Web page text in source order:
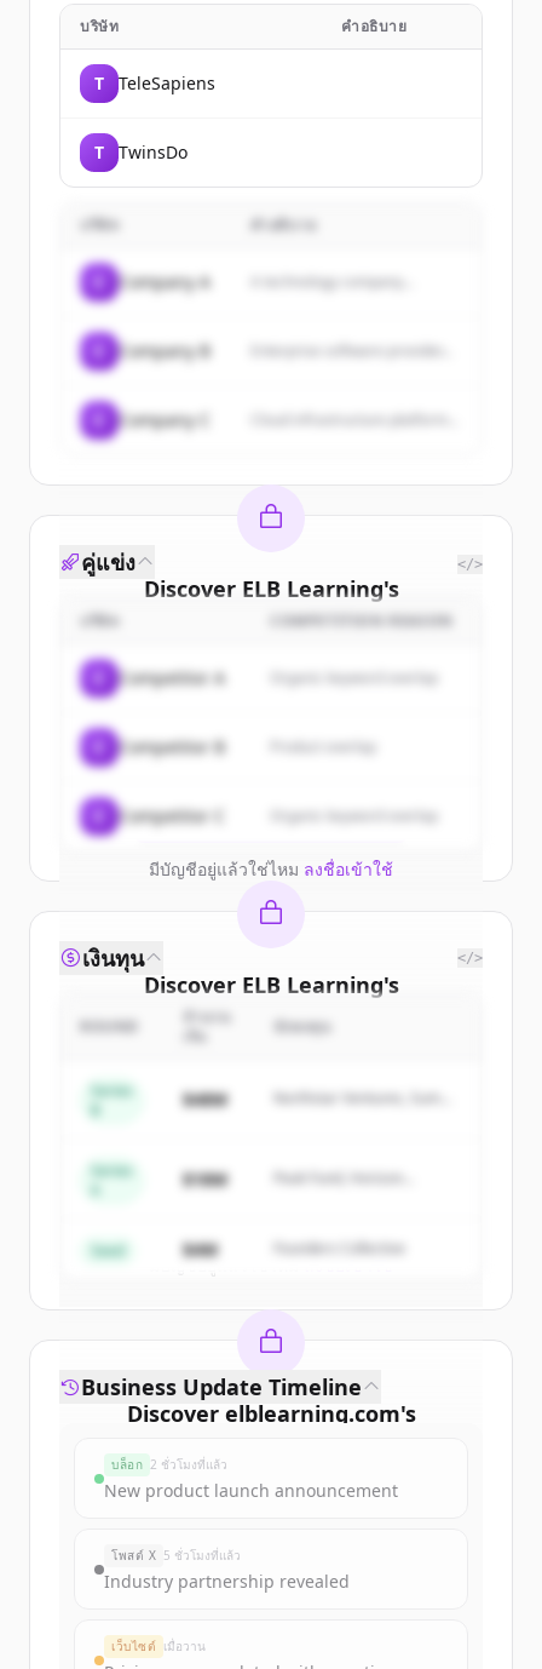
บริษัท คำอธิบาย
T TeleSapiens
T TwinsDo
คำอธิบาย
Company A A technology company...
Company B
Company C
Discover ELB Learning's
customers
Sign up for free to view all
ofELB Learning.
New accounts include trial credits to
get started.
Create Free Account
มีบัญชีอยู่แล้วใช่ไหม ลงชื่อเข้าใช้
คู่แข่ง </>
COMPETITION REASON
Competitor A Organic keyword overlap
Competitor B
Competitor C Organic keyword overlap
Discover ELB Learning's
competitors
ofELB Learning .
New accounts include trial credits to
มีบัญชีอยู่แล้วใช่ไหม
เงินทุน </>
นักลงทุน
Series
$48M
Northstar Ventures, Summit
Series
$18M
Peak Fund, Horizon
Seed $4M Founders Collective
Discover elblearning.com's
Sign up for free to view allfunding
New accounts include trial credits to
get started.
Create Free Account
Business Update Timeline
บล็อก 2 ชั่วโมงที่แล้ว
New product launch announcement
โพสต์ X 5 ชั่วโมงที่แล้ว
Industry partnership revealed
เว็บไซต์ เมื่อวาน